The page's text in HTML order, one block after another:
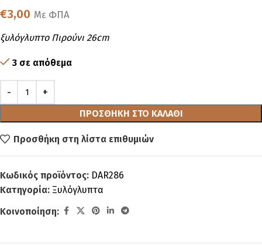
€3,00 Με ΦΠΑ
ξυλόγλυπτο Πιρούνι 26cm
3 σε απόθεμα
ΠΡΟΣΘΉΚΗ ΣΤΟ ΚΑΛΆΘΙ
Προσθήκη στη λίστα επιθυμιών
Κωδικός προϊόντος: DAR286
Κατηγορία: Ξυλόγλυπτα
Κοινοποίηση: